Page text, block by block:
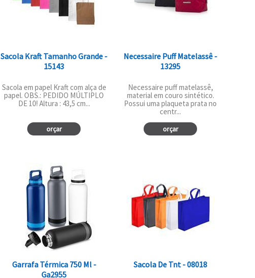
Sacola Kraft Tamanho Grande -
15143
Sacola em papel Kraft com alça de
papel. OBS.: PEDIDO MÚLTIPLO
DE 10! Altura : 43,5 cm...
orçar
Necessaire Puff Matelassê -
13295
Necessaire puff matelassê,
material em couro sintético.
Possui uma plaqueta prata no
centr...
orçar
Garrafa Térmica 750 Ml -
Ga2955
Sacola De Tnt - 08018